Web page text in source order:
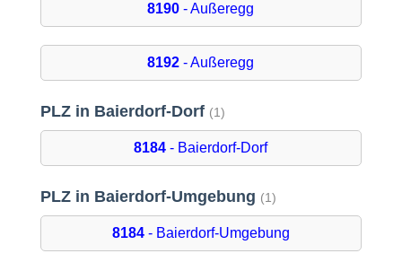
8190 - Außeregg
8192 - Außeregg
PLZ in Baierdorf-Dorf (1)
8184 - Baierdorf-Dorf
PLZ in Baierdorf-Umgebung (1)
8184- Baierdorf-Umgebung